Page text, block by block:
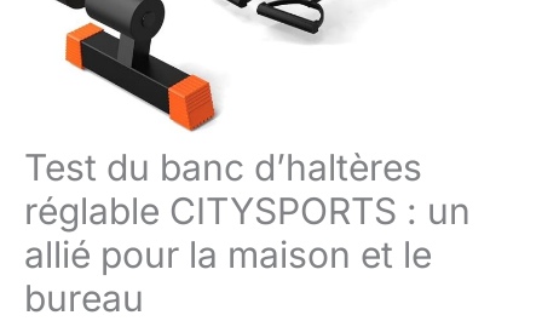
Test du banc d’haltères
réglable CITYSPORTS : un
allié pour la maison et le
bureau